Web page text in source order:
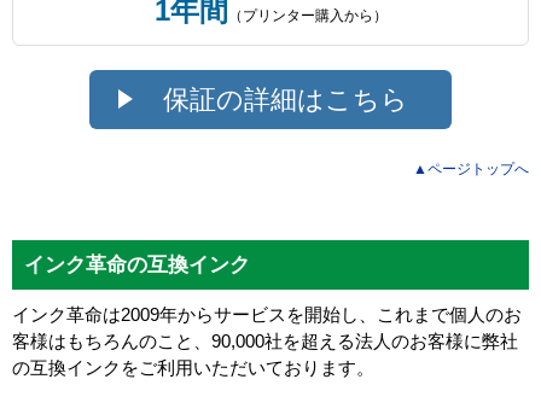
1年間 （プリンター購入から）
保証の詳細はこちら
▲ページトップへ
インク革命の互換インク
インク革命は2009年からサービスを開始し、これまで個人のお
客様はもちろんのこと、90,000社を超える法人のお客様に弊社
の互換インクをご利用いただいております。